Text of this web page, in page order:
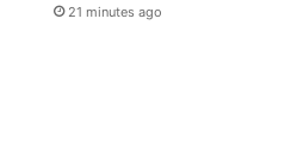
21 minutes ago